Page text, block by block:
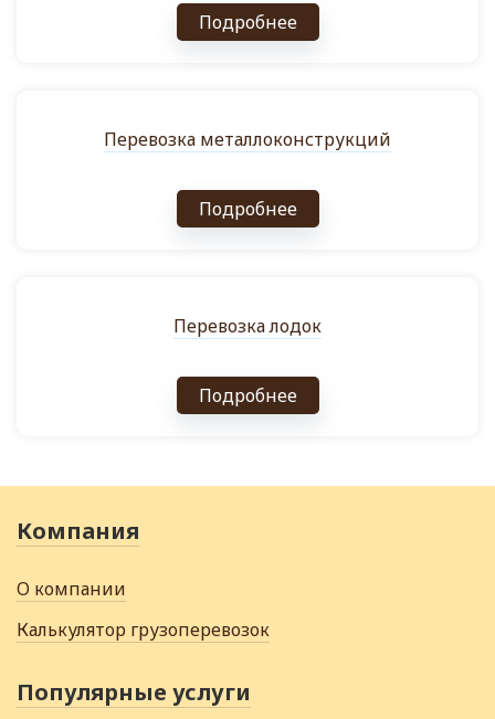
Подробнее
Перевозка металлоконструкций
Подробнее
Перевозка лодок
Подробнее
Компания
О компании
Калькулятор грузоперевозок
Популярные услуги